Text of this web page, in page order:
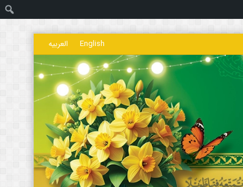
English العربیه